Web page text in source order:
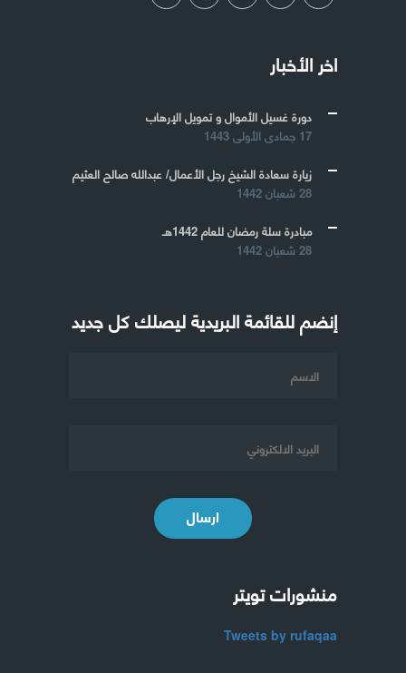
اخر الأخبار
دورة غسيل الأموال و تمويل الإرهاب
17 جمادى الأولى 1443
زيارة سعادة الشيخ رجل الأعمال/ عبدالله صالح العثيم
28 شعبان 1442
مبادرة سلة رمضان للعام 1442هـ
28 شعبان 1442
إنضم للقائمة البريدية ليصلك كل جديد
ارسال
منشورات تويتر
Tweets by rufaqaa